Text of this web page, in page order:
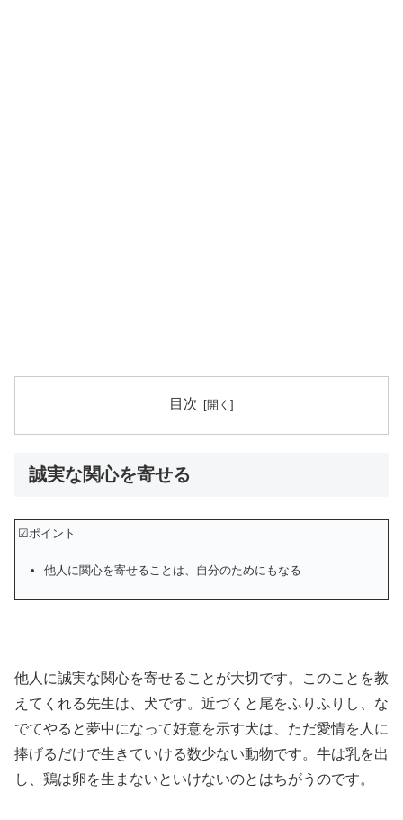
目次
誠実な関心を寄せる
☑ポイント
他人に関心を寄せることは、自分のためにもなる
他人に誠実な関心を寄せることが大切です。このことを教
えてくれる先生は、犬です。近づくと尾をふりふりし、な
でてやると夢中になって好意を示す犬は、ただ愛情を人に
捧げるだけで生きていける数少ない動物です。牛は乳を出
し、鶏は卵を生まないといけないのとはちがうのです。